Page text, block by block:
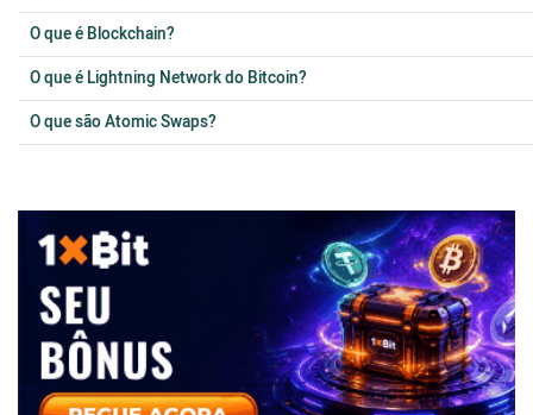
O que é Blockchain?
O que é Lightning Network do Bitcoin?
O que são Atomic Swaps?